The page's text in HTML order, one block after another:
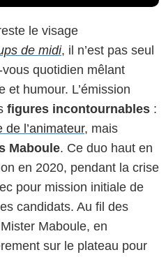
le visage
de midi, il n’est pas seul
quotidien mêlant
et humour. L’émission
figures incontournables :
l’animateur, mais
Maboule. Ce duo haut en
en 2020, pendant la crise
pour mission initiale de
candidats. Au fil des
Maboule, en
sur le plateau pour